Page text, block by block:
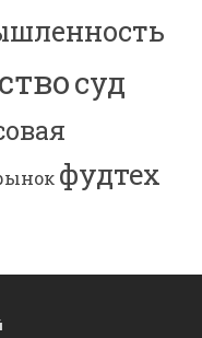
суд
фудтех